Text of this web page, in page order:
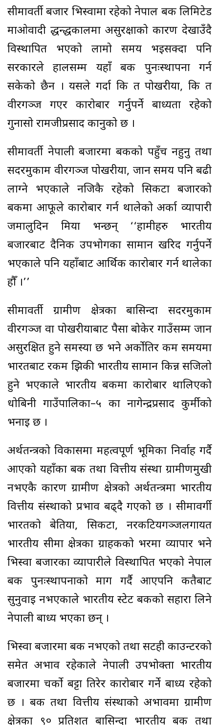
सीमावर्ती बजार भिस्वामा रहेको नेपाल बैंक लिमिटेड
माओवादी द्धन्द्धकालमा असुरक्षाको कारण देखाउँदै
विस्थापित भएको लामो समय भइसक्दा पनि
सरकारले हालसम्म यहाँ बैंक पुनःस्थापना गर्न
सकेको छैन । यसले गर्दा कि त पोखरीया, कि त
वीरगञ्ज गएर कारोबार गर्नुपर्ने बाध्यता रहेको
गुनासो रामजीप्रसाद कानुको छ ।
सीमावर्ती नेपाली बजारमा बैंकको पहुँच नहुनु तथा
सदरमुकाम वीरगञ्ज पोखरीया, जान समय पनि बढी
लाग्ने भएकाले नजिकै रहेको सिकटा बजारको
बैंकमा आफूले कारोबार गर्न थालेको अर्का व्यापारी
जमालुदिन मिया भन्छन् ‘‘हामीहरु भारतीय
बजारबाट दैनिक उपभोगका सामान खरिद गर्नुपर्ने
भएकाले पनि यहाँबाट आर्थिक कारोबार गर्न थालेका
हौँ ।’’
सीमावर्ती ग्रामीण क्षेत्रका बासिन्दा सदरमुकाम
वीरगञ्ज वा पोखरीयाबाट पैसा बोकेर गाउँसम्म जान
असुरक्षित हुने समस्या छ भने अर्काेतिर कम समयमा
भारतबाट रकम झिकी भारतीय सामान किन्न सजिलो
हुने भएकाले भारतीय बैंकमा कारोबार थालिएको
धोबिनी गाउँपालिका–५ का नागेन्द्रप्रसाद कुर्मीको
भनाइ छ ।
अर्थतन्त्रको विकासमा महत्वपूर्ण भूमिका निर्वाह गर्दै
आएको यहाँका बैंक तथा वित्तीय संस्था ग्रामीणमुखी
नभएकै कारण ग्रामीण क्षेत्रको अर्थतन्त्रमा भारतीय
वित्तीय संस्थाको प्रभाव बढ्दै गएको छ । सीमावर्गी
भारतको बेतिया, सिकटा, नरकटियगञ्जलगायत
भारतीय सीमा क्षेत्रका ग्राहकको भरमा व्यापार भने
भिस्वा बजारका व्यापारीले विस्थापित भएको नेपाल
बैंक पुनःस्थापनाको माग गर्दै आएपनि कतैबाट
सुनुवाइ नभएकाले भारतीय स्टेट बैंकको सहारा लिने
नेपाली बाध्य भएका छन् ।
भिस्वा बजारमा बैंक नभएको तथा सटही काउन्टरको
समेत अभाव रहेकाले नेपाली उपभोक्ता भारतीय
बजारमा चर्काे बट्टा तिरेर कारोबार गर्ने बाध्य रहेको
छ । बैंक तथा वित्तीय संस्थाको अभावमा ग्रामीण
क्षेत्रका ९० प्रतिशत बासिन्दा भारतीय बैंक तथा